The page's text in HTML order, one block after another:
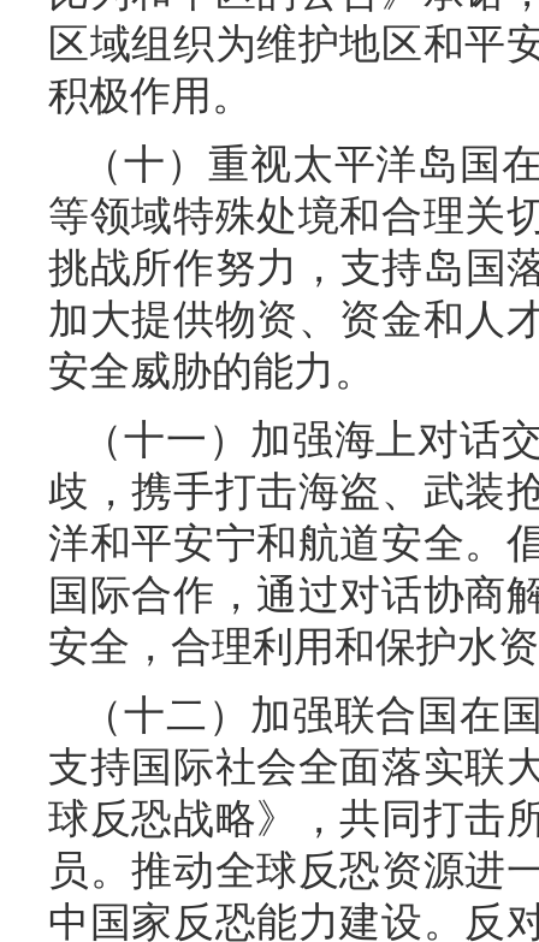
区域组织为维护地区和平
积极作用。
（十）重视太平洋岛国
等领域特殊处境和合理关
挑战所作努力，支持岛国
加大提供物资、资金和人
安全威胁的能力。
（十一）加强海上对话
歧，携手打击海盗、武装
洋和平安宁和航道安全。
国际合作，通过对话协商
安全，合理利用和保护水
（十二）加强联合国在
支持国际社会全面落实联
球反恐战略》，共同打击
员。推动全球反恐资源进
中国家反恐能力建设。反